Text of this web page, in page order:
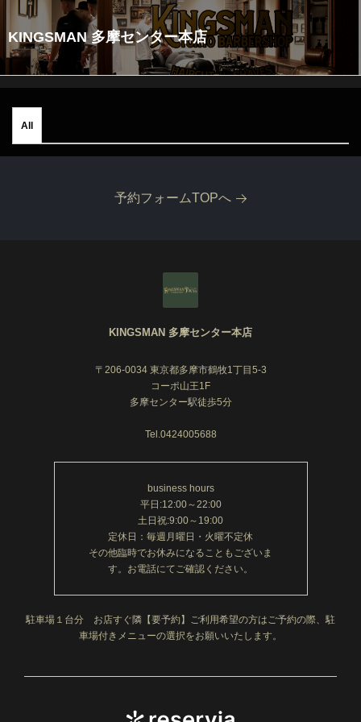
KINGSMAN 多摩センター本店
All
予約フォームTOPへ
KINGSMAN 多摩センター本店
〒206-0034 東京都多摩市鶴牧1丁目5-3
コーポ山王1F
多摩センター駅徒歩5分
Tel.0424005688
business hours
平日:12:00～22:00
土日祝:9:00～19:00
定休日：毎週月曜日・火曜不定休
その他臨時でお休みになることもございま
す。お電話にてご確認ください。
駐車場１台分 お店すぐ隣【要予約】ご利用希望の方はご予約の際、駐
車場付きメニューの選択をお願いいたします。